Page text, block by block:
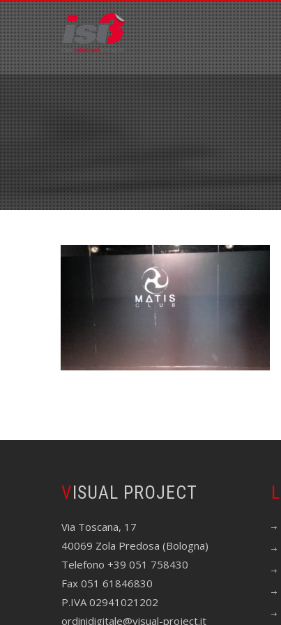
VISUAL PROJECT
Via Toscana, 17
40069 Zola Predosa (Bologna)
Telefono +39 051 758430
Fax 051 61846830
P.IVA 02941021202
ordinidigitale@visual-project.it